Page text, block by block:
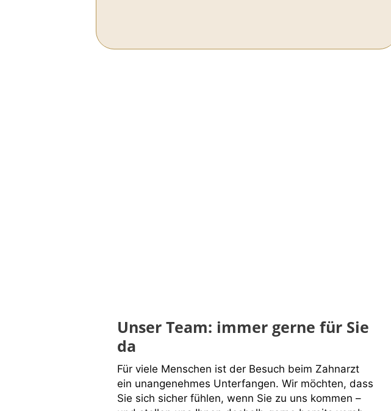
Unser Team: immer gerne für Sie
da
Für viele Menschen ist der Besuch beim Zahnarzt
ein unangenehmes Unterfangen. Wir möchten, dass
Sie sich sicher fühlen, wenn Sie zu uns kommen –